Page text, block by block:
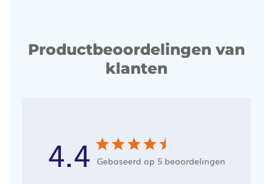
Productbeoordelingen van
klanten
4.4 Gebaseerd op 5 beoordelingen